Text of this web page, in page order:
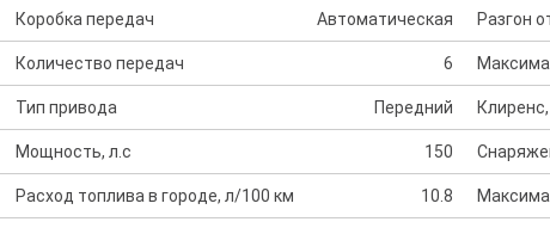
Коробка передач Автоматическая
Количество передач 6
Тип привода Передний
Мощность, л.с 150
Расход топлива в городе, л/100 км 10.8
Разгон